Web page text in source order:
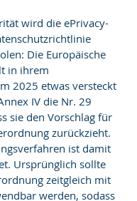
wird die ePrivacy-
Die Europäische
in ihrem
2025 etwas versteckt
IV die Nr. 29
sie den Vorschlag für
zurückzieht.
ist damit
Ursprünglich sollte
zeitgleich mit
werden, sodass